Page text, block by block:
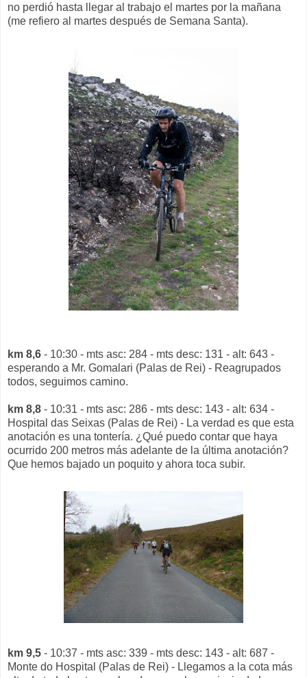
no perdió hasta llegar al trabajo el martes por la mañana
(me refiero al martes después de Semana Santa).
km 8,6 - 10:30 - mts asc: 284 - mts desc: 131 - alt: 643 -
esperando a Mr. Gomalari (Palas de Rei) - Reagrupados
todos, seguimos camino.
km 8,8 - 10:31 - mts asc: 286 - mts desc: 143 - alt: 634 -
Hospital das Seixas (Palas de Rei) - La verdad es que esta
anotación es una tontería. ¿Qué puedo contar que haya
ocurrido 200 metros más adelante de la última anotación?
Que hemos bajado un poquito y ahora toca subir.
km 9,5 - 10:37 - mts asc: 339 - mts desc: 143 - alt: 687 -
Monte do Hospital (Palas de Rei) - Llegamos a la cota más